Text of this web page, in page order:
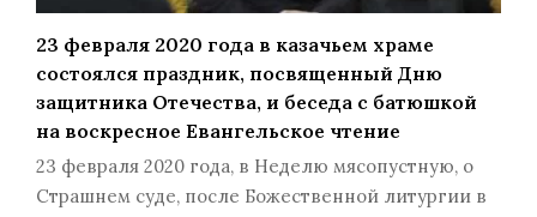
23 февраля 2020 года в казачьем храме
состоялся праздник, посвященный Дню
защитника Отечества, и беседа с батюшкой
на воскресное Евангельское чтение
23 февраля 2020 года, в Неделю мясопустную, о
Страшнем суде, после Божественной литургии в